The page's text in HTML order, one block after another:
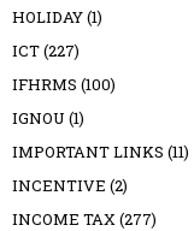
HOLIDAY(1)
ICT(227)
IFHRMS (100)
IGNOU (1)
IMPORTANT LINKS (11)
INCENTIVE (2)
INCOME TAX(277)